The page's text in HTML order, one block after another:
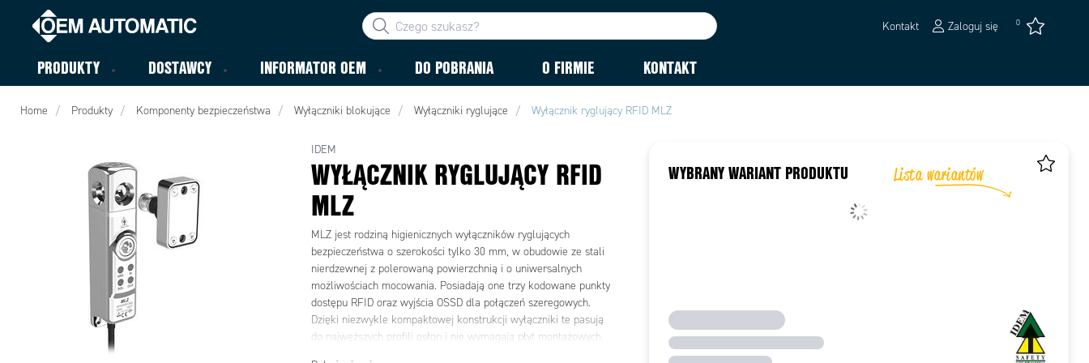
Kontakt Zaloguj się 0
PRODUKTY DOSTAWCY INFORMATOR OEM DO POBRANIA O FIRMIE KONTAKT
Home Produkty Komponenty bezpieczeństwa Wyłączniki blokujące Wyłączniki ryglujące Wyłącznik ryglujący RFID MLZ
IDEM
WYŁĄCZNIK RYGLUJĄCY RFID
MLZ
MLZ jest rodziną higienicznych wyłączników ryglujących
bezpieczeństwa o szerokości tylko 30 mm, w obudowie ze stali
nierdzewnej z polerowaną powierzchnią i o uniwersalnych
możliwościach mocowania. Posiadają one trzy kodowane punkty
dostępu RFID oraz wyjścia OSSD dla połączeń szeregowych.
Dzięki niezwykle kompaktowej konstrukcji wyłączniki te pasują
do najwęższych profili osłon i nie wymagają płyt montażowych,
WYBRANY WARIANT PRODUKTU